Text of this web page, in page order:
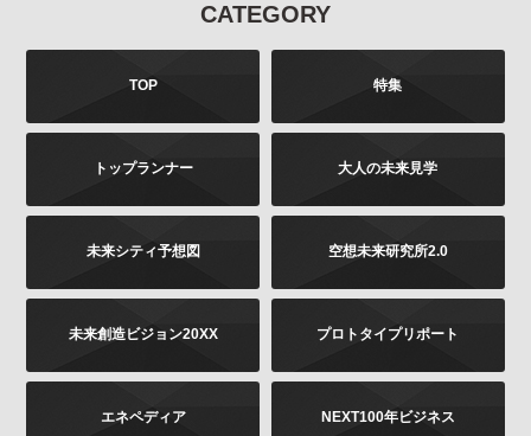
CATEGORY
TOP 特集
トップランナー 大人の未来見学
未来シティ予想図 空想未来研究所2.0
未来創造ビジョン20XX プロトタイプリポート
エネペディア NEXT100年ビジネス